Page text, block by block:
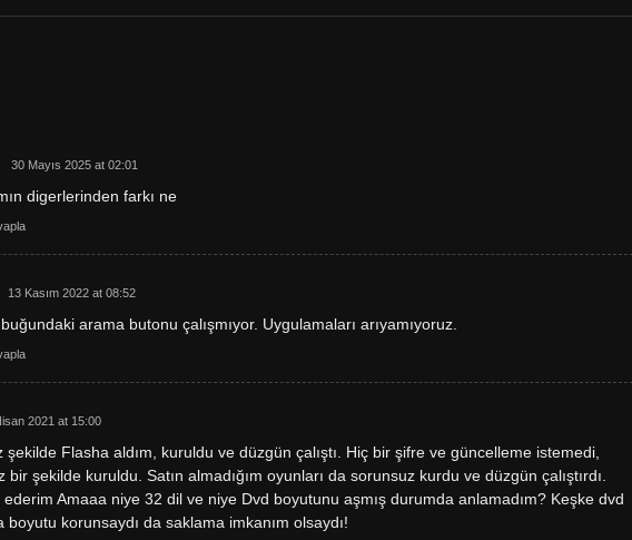
30 Mayıs 2025 at 02:01
digerlerinden farkı ne
13 Kasım 2022 at 08:52
arama butonu çalışmıyor. Uygulamaları arıyamıyoruz.
2021 at 15:00
şekilde Flasha aldım, kuruldu ve düzgün çalıştı. Hiç bir şifre ve güncelleme istemedi,
bir şekilde kuruldu. Satın almadığım oyunları da sorunsuz kurdu ve düzgün çalıştırdı.
ederim Amaaa niye 32 dil ve niye Dvd boyutunu aşmış durumda anlamadım? Keşke dvd
boyutu korunsaydı da saklama imkanım olsaydı!